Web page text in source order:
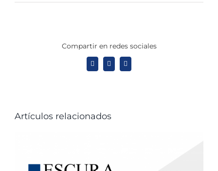
Compartir en redes sociales
X LinkedInWhatsApp
Artículos relacionados